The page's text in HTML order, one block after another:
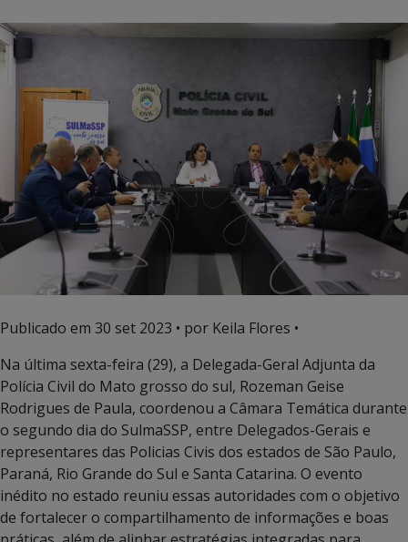
Publicado em 30 set 2023 • por Keila Flores •
Na última sexta-feira (29), a Delegada-Geral Adjunta da
Polícia Civil do Mato grosso do sul, Rozeman Geise
Rodrigues de Paula, coordenou a Câmara Temática durante
o segundo dia do SulmaSSP, entre Delegados-Gerais e
representares das Policias Civis dos estados de São Paulo,
Paraná, Rio Grande do Sul e Santa Catarina. O evento
inédito no estado reuniu essas autoridades com o objetivo
de fortalecer o compartilhamento de informações e boas